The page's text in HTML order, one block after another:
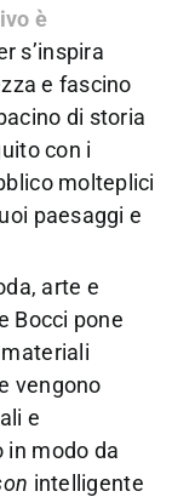
è
s’inspira
e fascino
di storia
con i
molteplici
paesaggi e
arte e
Bocci pone
vengono
e
in modo da
intelligente